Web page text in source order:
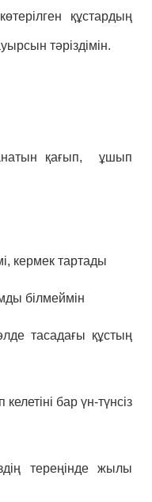
құстардың
тәріздімін.
қағып, ұшып
кермек тартады
білмеймін
тасадағы құстың
бар үн-түнсіз
тереңінде жылы